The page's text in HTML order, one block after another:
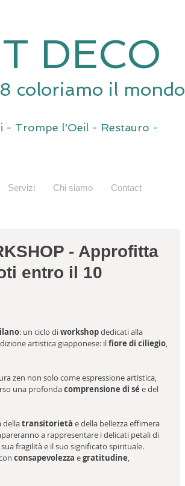
DECO
coloriamo il mondo
- Trompe l'Oeil - Restauro -
Servizi Chi siamo Contact
- Approfitta
entro il 10
: un ciclo di workshop dedicati alla
artistica giapponese: il fiore di ciliegio,
zen non solo come espressione artistica,
una profonda comprensione di sé e del
della transitorietà e della bellezza effimera
a rappresentare i delicati petali di
fragilità e il suo significato spirituale.
consapevolezza e gratitudine,